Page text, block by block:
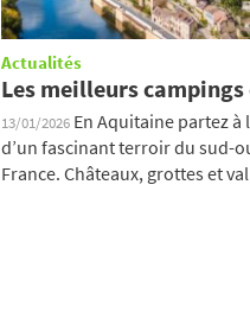
Actualités
Les meilleurs campings
13/01/2026 En Aquitaine partez à
d’un fascinant terroir du sud-
France. Châteaux, grottes et